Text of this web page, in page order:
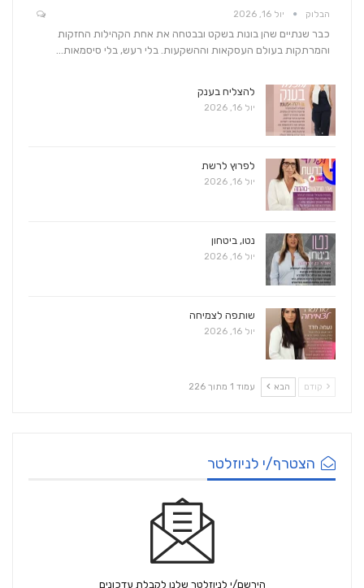
הבלוק יול 16, 2026
כבר שנתיים שהן בונות בשקט ובבטחה את אחת הקהילות החזקות
והמרתקות בעולם העסקאות וההשקעות. בלי רעש, בלי סיסמאות…
להצליח בענק
יול 16, 2026
לפרוץ לרשת
יול 16, 2026
נטו, ביטחון
יול 16, 2026
שותפה לצמיחה
יול 16, 2026
קודם הבא עמוד 1 מתוך 226
הצטרף/י לניוזלטר
הירשם/י לניוזלטר שלנו לקבלת עדכונים